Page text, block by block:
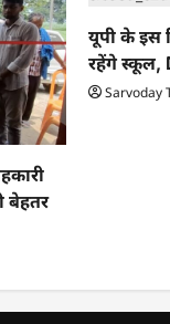
बेहतर
यूपी के इस
रहेंगे स्कूल,
Sarvoday